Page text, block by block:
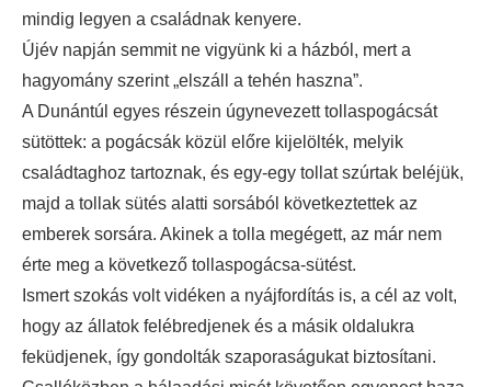
mindig legyen a családnak kenyere.
Újév napján semmit ne vigyünk ki a házból, mert a
hagyomány szerint „elszáll a tehén haszna”.
A Dunántúl egyes részein úgynevezett tollaspogácsát
sütöttek: a pogácsák közül előre kijelölték, melyik
családtaghoz tartoznak, és egy-egy tollat szúrtak beléjük,
majd a tollak sütés alatti sorsából következtettek az
emberek sorsára. Akinek a tolla megégett, az már nem
érte meg a következő tollaspogácsa-sütést.
Ismert szokás volt vidéken a nyájfordítás is, a cél az volt,
hogy az állatok felébredjenek és a másik oldalukra
feküdjenek, így gondolták szaporaságukat biztosítani.